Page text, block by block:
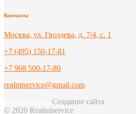
Контакты
Москва, ул. Гвоздева, д. 7/4, с. 1
+7 (495) 150-17-81
+7 968 500-17-80
realmiservice@gmail.com
Создание сайта
© 2020 Realmiservice